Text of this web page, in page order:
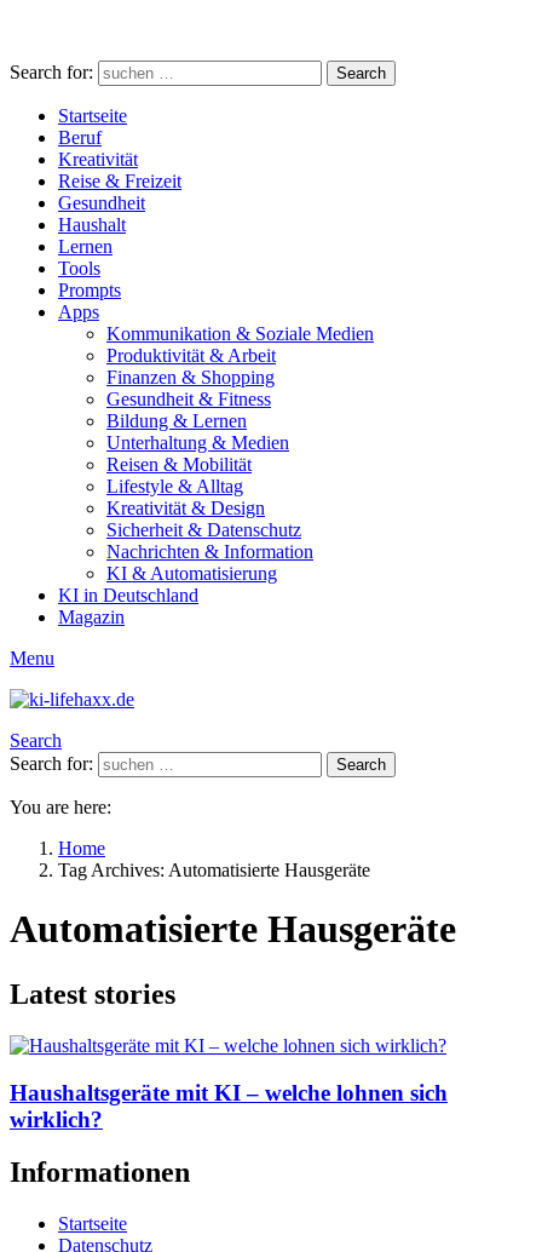
Search for: Search
Startseite
Beruf
Kreativität
Reise & Freizeit
Gesundheit
Haushalt
Lernen
Tools
Prompts
Apps
Kommunikation & Soziale Medien
Produktivität & Arbeit
Finanzen & Shopping
Gesundheit & Fitness
Bildung & Lernen
Unterhaltung & Medien
Reisen & Mobilität
Lifestyle & Alltag
Kreativität & Design
Sicherheit & Datenschutz
Nachrichten & Information
KI & Automatisierung
KI in Deutschland
Magazin
Menu
Search
Search for:
Search
You are here:
Home
Tag Archives: Automatisierte Hausgeräte
Automatisierte Hausgeräte
Latest stories
Haushaltsgeräte mit KI – welche lohnen sich
wirklich?
Informationen
Startseite
Datenschutz